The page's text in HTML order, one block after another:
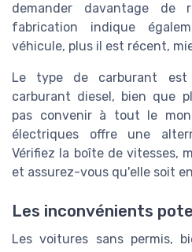
demander davantage de
fabrication indique
véhicule, plus il est récent,
Le type de carburant est
carburant diesel, bien que
pas convenir à tout le
électriques offre une
Vérifiez la boîte de vitesses,
et assurez-vous qu'elle soit
Les inconvénients
Les voitures sans permis,